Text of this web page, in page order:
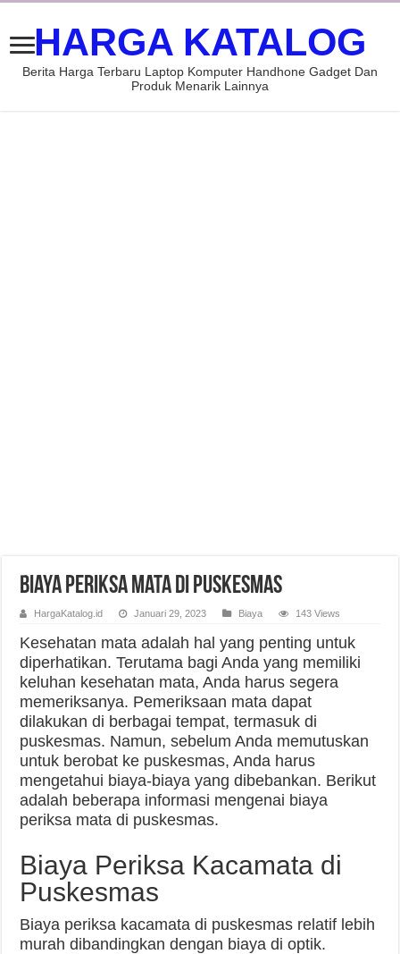
HARGA KATALOG
Berita Harga Terbaru Laptop Komputer Handhone Gadget Dan
Produk Menarik Lainnya
Biaya Periksa Mata di Puskesmas
HargaKatalog.id Januari 29, 2023 Biaya 143 Views
Kesehatan mata adalah hal yang penting untuk
diperhatikan. Terutama bagi Anda yang memiliki
keluhan kesehatan mata, Anda harus segera
memeriksanya. Pemeriksaan mata dapat
dilakukan di berbagai tempat, termasuk di
puskesmas. Namun, sebelum Anda memutuskan
untuk berobat ke puskesmas, Anda harus
mengetahui biaya-biaya yang dibebankan. Berikut
adalah beberapa informasi mengenai biaya
periksa mata di puskesmas.
Biaya Periksa Kacamata di
Puskesmas
Biaya periksa kacamata di puskesmas relatif lebih
murah dibandingkan dengan biaya di optik.